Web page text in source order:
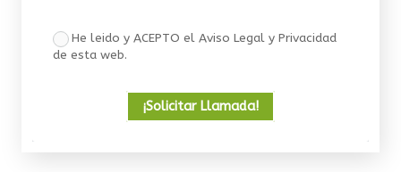
He leido y ACEPTO el Aviso Legal y Privacidad
de esta web.
¡Solicitar Llamada!